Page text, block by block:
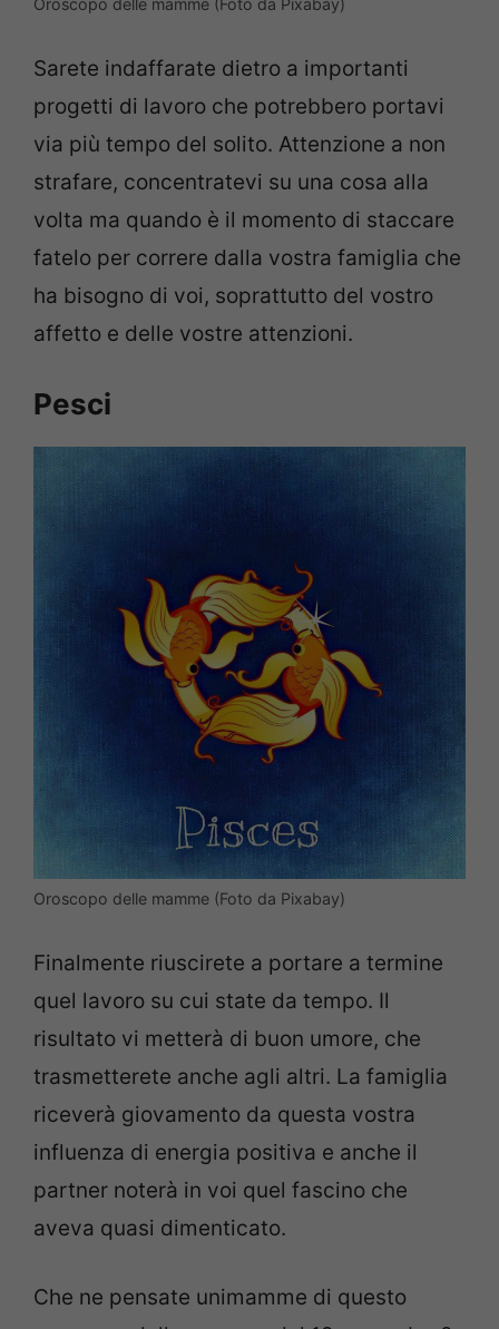
Oroscopo delle mamme (Foto da Pixabay)
Sarete indaffarate dietro a importanti
progetti di lavoro che potrebbero portavi
via più tempo del solito. Attenzione a non
strafare, concentratevi su una cosa alla
volta ma quando è il momento di staccare
fatelo per correre dalla vostra famiglia che
ha bisogno di voi, soprattutto del vostro
affetto e delle vostre attenzioni.
Pesci
Oroscopo delle mamme (Foto da Pixabay)
Finalmente riuscirete a portare a termine
quel lavoro su cui state da tempo. Il
risultato vi metterà di buon umore, che
trasmetterete anche agli altri. La famiglia
riceverà giovamento da questa vostra
influenza di energia positiva e anche il
partner noterà in voi quel fascino che
aveva quasi dimenticato.
Che ne pensate unimamme di questo